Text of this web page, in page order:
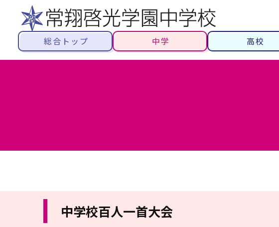
総合トップ 中学 高校
中学校百人一首大会